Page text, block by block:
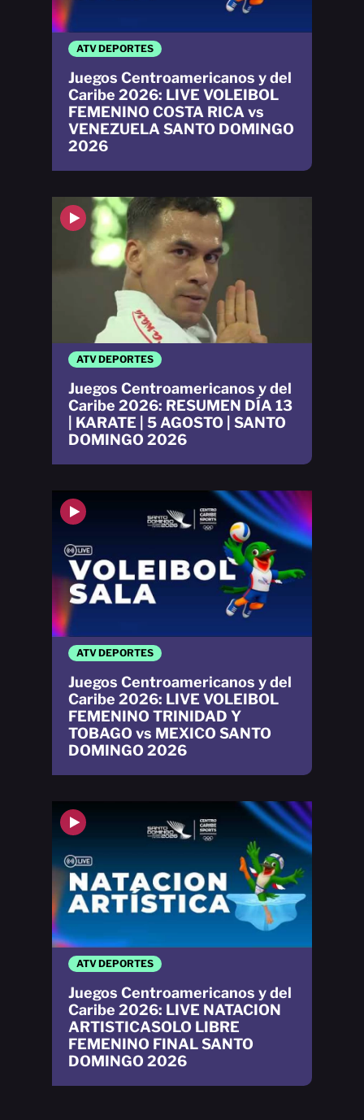
ATV DEPORTES
Juegos Centroamericanos y del
Caribe 2026: LIVE VOLEIBOL
FEMENINO COSTA RICA vs
VENEZUELA SANTO DOMINGO
2026
ATV DEPORTES
Juegos Centroamericanos y del
Caribe 2026: LIVE NATACION
ARTISTICASOLO LIBRE
FEMENINO FINAL SANTO
DOMINGO 2026
ATV DEPORTES
Juegos Centroamericanos y del
Caribe 2026: LIVE VOLEIBOL
FEMENINO TRINIDAD Y
TOBAGO vs MEXICO SANTO
DOMINGO 2026
ATV DEPORTES
Juegos Centroamericanos y del
Caribe 2026: RESUMEN DÍA 13
| KARATE | 5 AGOSTO | SANTO
DOMINGO 2026